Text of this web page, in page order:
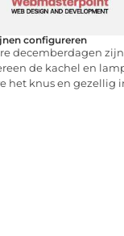
configureren
decemberdagen
de kachel en
het knus en gezellig